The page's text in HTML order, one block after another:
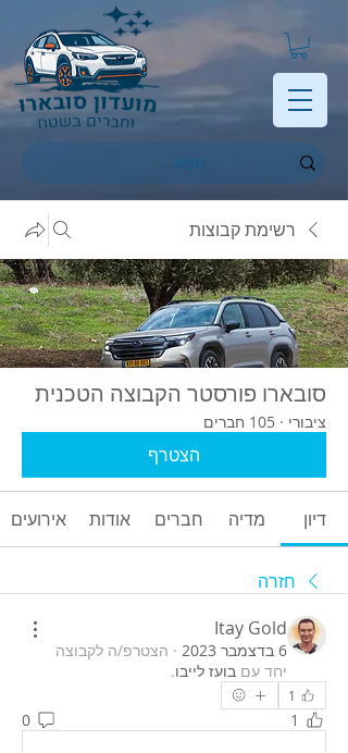
רשימת קבוצות
סובארו פורסטר הקבוצה הטכנית
ציבורי · 105 חברים
הצטרף
דיון מדיה חברים אודות אירועים
חזרה
Itay Gold
6 בדצמבר 2023 · הצטרפ/ה לקבוצה
יחד עם בועז לייבו.
1
1
0